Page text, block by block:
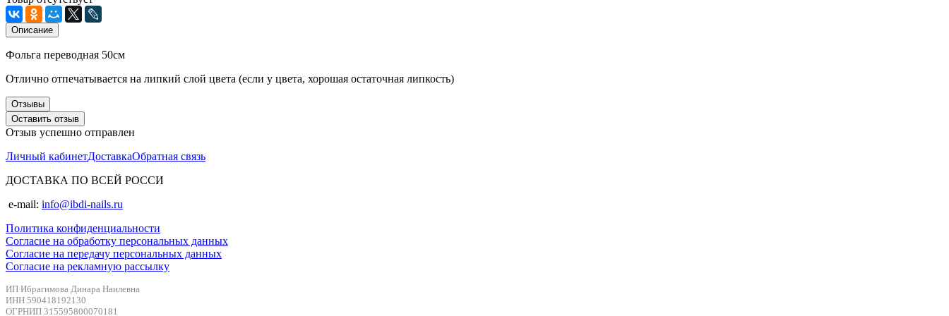
Описание
Фольга переводная 50см
Отлично отпечатывается на липкий слой цвета (если у цвета, хорошая остаточная липкость)
Отзывы
Оставить отзыв
Отзыв успешно отправлен
Личный кабинетДоставкаОбратная связь
ДОСТАВКА ПО ВСЕЙ РОССИ
e-mail: info@ibdi-nails.ru
Политика конфиденциальности
Согласие на обработку персональных данных
Согласие на передачу персональных данных
Согласие на рекламную рассылку
ИП Ибрагимова Динара Наилевна
ИНН 590418192130
ОГРНИП 315595800070181